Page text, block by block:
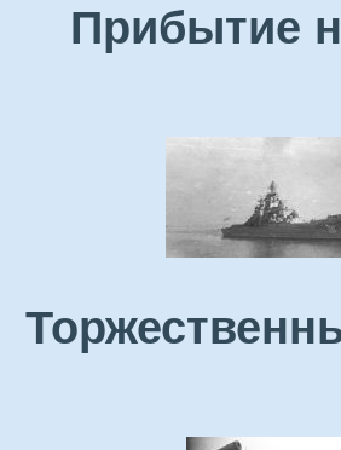
Прибытие